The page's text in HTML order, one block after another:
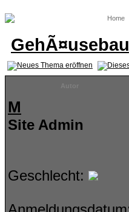
Home
M
Site Admin
Geschlecht: